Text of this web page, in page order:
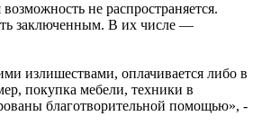
не распространяется.
заключенным. В их числе —
излишествами, оплачивается либо в
покупка мебели, техники в
благотворительной помощью», -